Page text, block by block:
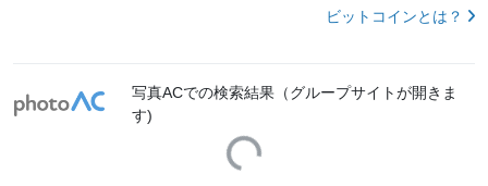
ビットコインとは？
写真ACでの検索結果（グループサイトが開きま
す)
Loading...